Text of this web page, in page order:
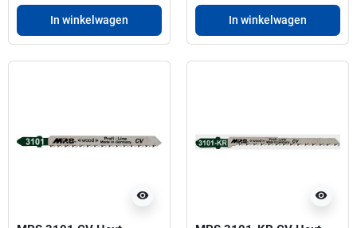
In winkelwagen In winkelwagen
visibility visibility